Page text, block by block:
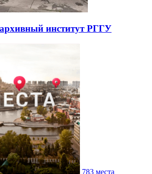
институт РГГУ
783 места